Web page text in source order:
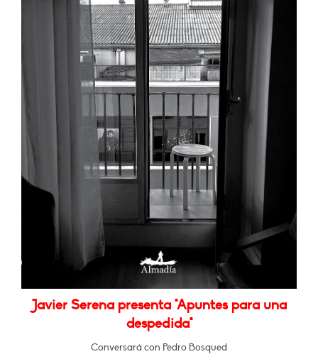
Javier Serena presenta "Apuntes para una
despedida"
Conversará con Pedro Bosqued